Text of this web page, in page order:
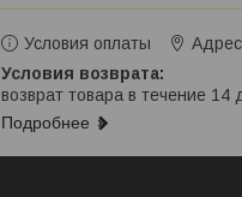
Условия оплаты
возврат товара в течение 14
Подробнее